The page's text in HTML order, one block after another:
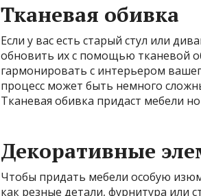
Тканевая обивка
Если у вас есть старый стул или
обновить их с помощью тканевой
гармонировать с интерьером
процесс может быть немного
Тканевая обивка придаст мебели
Декоративные
Чтобы придать мебели особую
как резные детали, фурнитура или